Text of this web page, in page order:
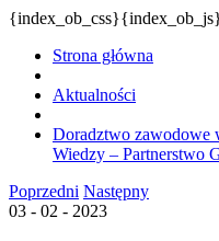
Strona główna
Aktualności
Doradztwo zawodowe
Wiedzy – Partnerstwo
Poprzedni Następny
03 - 02 - 2023